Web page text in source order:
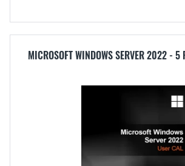
MICROSOFT WINDOWS SERVER 2022 - 5